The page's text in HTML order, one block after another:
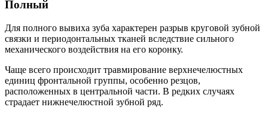
Полный
Для полного вывиха зуба характерен разрыв круговой зубной
связки и периодонтальных тканей вследствие сильного
механического воздействия на его коронку.
Чаще всего происходит травмирование верхнечелюстных
единиц фронтальной группы, особенно резцов,
расположенных в центральной части. В редких случаях
страдает нижнечелюстной зубной ряд.